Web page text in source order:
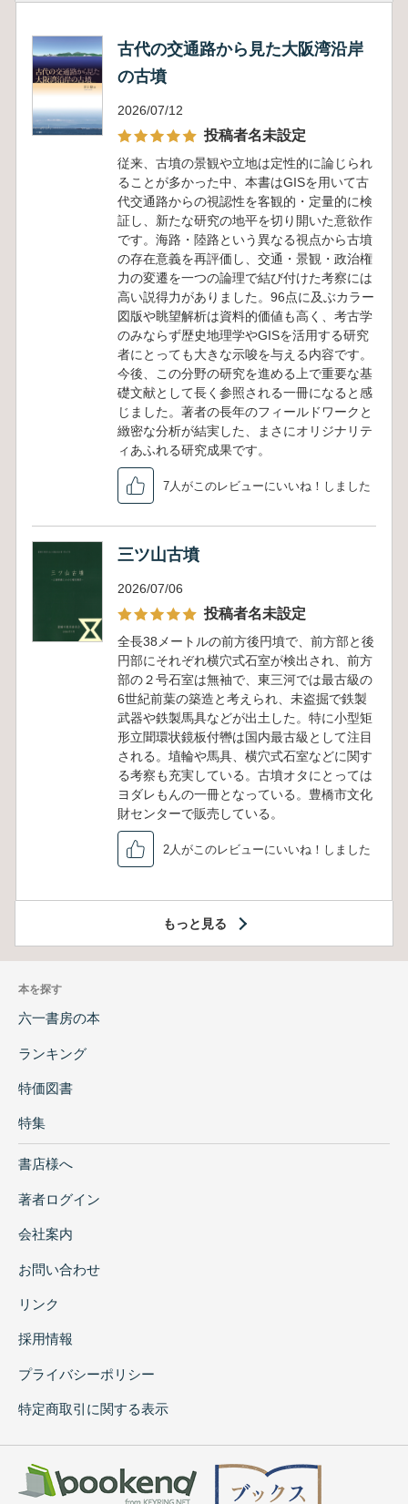
古代の交通路から見た大阪湾沿岸
の古墳
2026/07/12
投稿者名未設定
従来、古墳の景観や立地は定性的に論じられ
ることが多かった中、本書はGISを用いて古
代交通路からの視認性を客観的・定量的に検
証し、新たな研究の地平を切り開いた意欲作
です。海路・陸路という異なる視点から古墳
の存在意義を再評価し、交通・景観・政治権
力の変遷を一つの論理で結び付けた考察には
高い説得力がありました。96点に及ぶカラー
図版や眺望解析は資料的価値も高く、考古学
のみならず歴史地理学やGISを活用する研究
者にとっても大きな示唆を与える内容です。
今後、この分野の研究を進める上で重要な基
礎文献として長く参照される一冊になると感
じました。著者の長年のフィールドワークと
緻密な分析が結実した、まさにオリジナリテ
ィあふれる研究成果です。
7人がこのレビューにいいね！しました
三ツ山古墳
2026/07/06
投稿者名未設定
全長38メートルの前方後円墳で、前方部と後
円部にそれぞれ横穴式石室が検出され、前方
部の２号石室は無袖で、東三河では最古級の
6世紀前葉の築造と考えられ、未盗掘で鉄製
武器や鉄製馬具などが出土した。特に小型矩
形立聞環状鏡板付轡は国内最古級として注目
される。埴輪や馬具、横穴式石室などに関す
る考察も充実している。古墳オタにとっては
ヨダレもんの一冊となっている。豊橋市文化
財センターで販売している。
2人がこのレビューにいいね！しました
もっと見る
本を探す
六一書房の本
ランキング
特価図書
特集
書店様へ
著者ログイン
会社案内
お問い合わせ
リンク
採用情報
プライバシーポリシー
特定商取引に関する表示